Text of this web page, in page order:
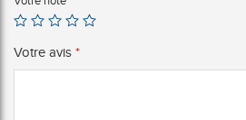
Votre avis *